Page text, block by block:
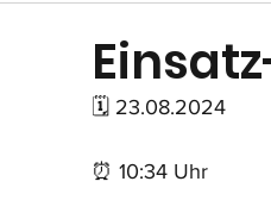
🗓 23.08.2024
⏰ 10:34 Uhr